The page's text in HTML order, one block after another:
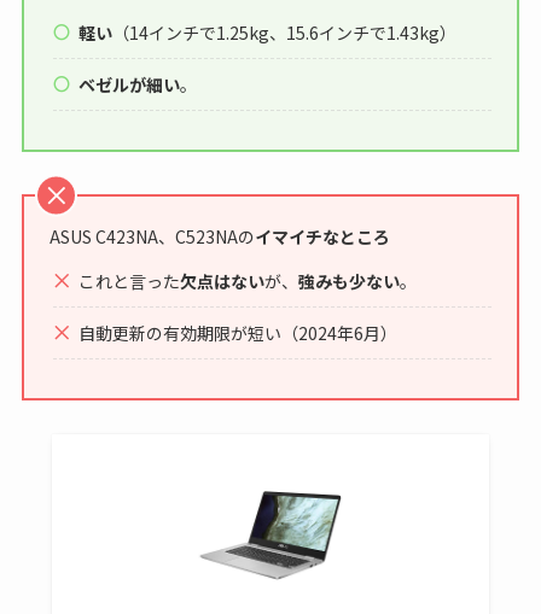
軽い （14インチで1.25kg、15.6インチで1.43kg）
ベゼルが細い。
ASUS C423NA、C523NAのイマイチなところ
これと言った欠点はないが、強みも少ない。
自動更新の有効期限が短い（2024年6月）